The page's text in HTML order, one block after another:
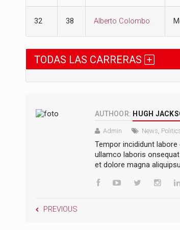
32 38 Alberto Colombo
TODAS LAS CARRERAS
AUTHOOR: HUGH
Admin News,
Tempor incididunt
ullamco laboris
et dolore magna
PREVIOUS